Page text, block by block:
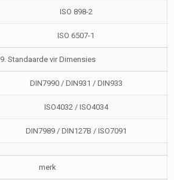
ISO 898-2
ISO 6507-1
9. Standaarde vir Dimensies
DIN7990 / DIN931 / DIN933
ISO4032 / ISO4034
DIN7989 / DIN127B / ISO7091
merk